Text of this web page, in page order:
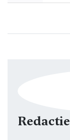
Redactie